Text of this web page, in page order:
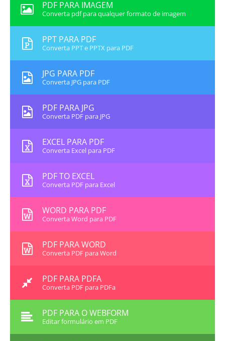
PDF PARA IMAGEM
Converta pdf para qualquer formato de imagem
PPT PARA PDF
Converta PPT e PPTX para PDF
JPG PARA PDF
Converta JPG para PDF
PDF PARA JPG
Converta PDF para JPG
EXCEL PARA PDF
Converta Excel para PDF
PDF TO EXCEL
Converta PDF para Excel
WORD PARA PDF
Converta Word para PDF
PDF PARA WORD
Converta PDF para Word
PDF PARA PDFA
Converta PDF para PDFa
PDF PARA O WEBFORM
Editar formulário em PDF